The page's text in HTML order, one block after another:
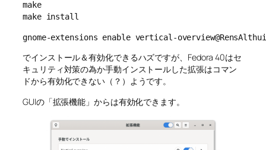
make
make install
gnome-extensions enable vertical-
でインストール＆有効化できるハズですが、Fedora 40はセ
キュリティ対策の為か手動インストールした拡張はコマン
ドから有効化できない（？）ようです。
GUIの「拡張機能」からは有効化できます。